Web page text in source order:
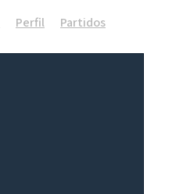
Perfil Partidos